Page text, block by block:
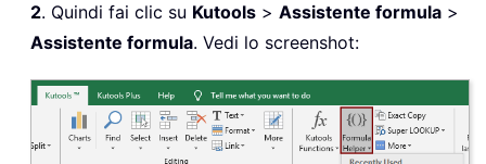
2. Quindi fai clic su Kutools > Assistente formula >
Assistente formula. Vedi lo screenshot: